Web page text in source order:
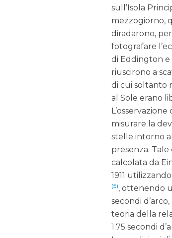
sull’Isola
mezzogiorno,
diradarono,
fotografare
di Eddington
riuscirono a
di cui soltanto
al Sole erano
misurare la
stelle intorno
presenza. Tale
calcolata da
1911
(5), ottenendo
secondi
teoria della
1.75 secondi